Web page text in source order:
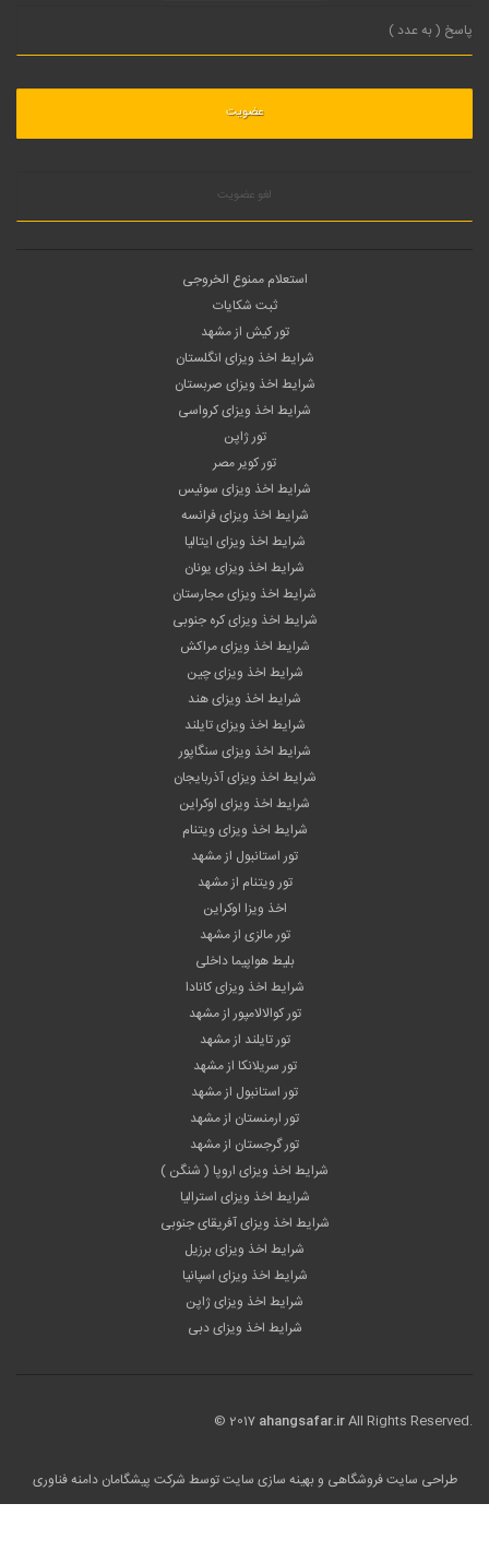
لغو عضویت
استعلام ممنوع الخروجی
ثبت شکایات
تور کیش از مشهد
شرایط اخذ ویزای انگلستان
شرایط اخذ ویزای صربستان
شرایط اخذ ویزای کرواسی
تور ژاپن
تور کویر مصر
شرایط اخذ ویزای سوئیس
شرایط اخذ ویزای فرانسه
شرایط اخذ ویزای ایتالیا
شرایط اخذ ویزای یونان
شرایط اخذ ویزای مجارستان
شرایط اخذ ویزای کره جنوبی
شرایط اخذ ویزای مراکش
شرایط اخذ ویزای چین
شرایط اخذ ویزای هند
شرایط اخذ ویزای تایلند
شرایط اخذ ویزای سنگاپور
شرایط اخذ ویزای آذربایجان
شرایط اخذ ویزای اوکراین
شرایط اخذ ویزای ویتنام
تور استانبول از مشهد
تور ویتنام از مشهد
اخذ ویزا اوکراین
تور مالزی از مشهد
بلیط هواپیما داخلی
شرایط اخذ ویزای کانادا
تور کوالالامپور از مشهد
تور تایلند از مشهد
تور سریلانکا از مشهد
تور استانبول از مشهد
تور ارمنستان از مشهد
تور گرجستان از مشهد
شرایط اخذ ویزای اروپا ( شنگن )
شرایط اخذ ویزای استرالیا
شرایط اخذ ویزای آفریقای جنوبی
شرایط اخذ ویزای برزیل
شرایط اخذ ویزای اسپانیا
شرایط اخذ ویزای ژاپن
شرایط اخذ ویزای دبی
© 2017 ahangsafar.irAll Rights Reserved.
طراحی سایت فروشگاهی و بهینه سازی سایت توسط شرکت پیشگامان دامنه فناوری